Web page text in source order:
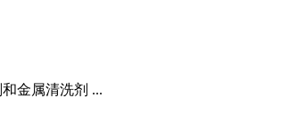
金属清洗剂 ...